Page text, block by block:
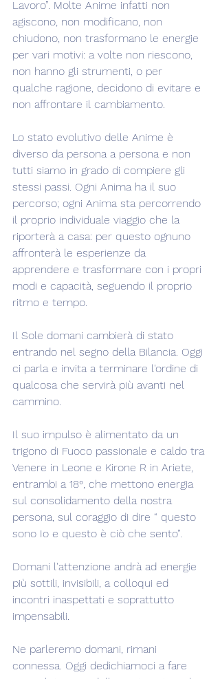
Lavoro”. Molte Anime infatti non
agiscono, non modificano, non
chiudono, non trasformano le energie
per vari motivi: a volte non riescono,
non hanno gli strumenti, o per
qualche ragione, decidono di evitare e
non affrontare il cambiamento.
Lo stato evolutivo delle Anime è
diverso da persona a persona e non
tutti siamo in grado di compiere gli
stessi passi. Ogni Anima ha il suo
percorso; ogni Anima sta percorrendo
il proprio individuale viaggio che la
riporterà a casa: per questo ognuno
affronterà le esperienze da
apprendere e trasformare con i propri
modi e capacità, seguendo il proprio
ritmo e tempo.
Il Sole domani cambierà di stato
entrando nel segno della Bilancia. Oggi
ci parla e invita a terminare l'ordine di
qualcosa che servirà più avanti nel
cammino.
Il suo impulso è alimentato da un
trigono di Fuoco passionale e caldo tra
Venere in Leone e Kirone R in Ariete,
entrambi a 18°, che mettono energia
sul consolidamento della nostra
persona, sul coraggio di dire “ questo
sono Io e questo è ciò che sento”.
Domani l'attenzione andrà ad energie
più sottili, invisibili, a colloqui ed
incontri inaspettati e soprattutto
impensabili.
Ne parleremo domani, rimani
connessa. Oggi dedichiamoci a fare